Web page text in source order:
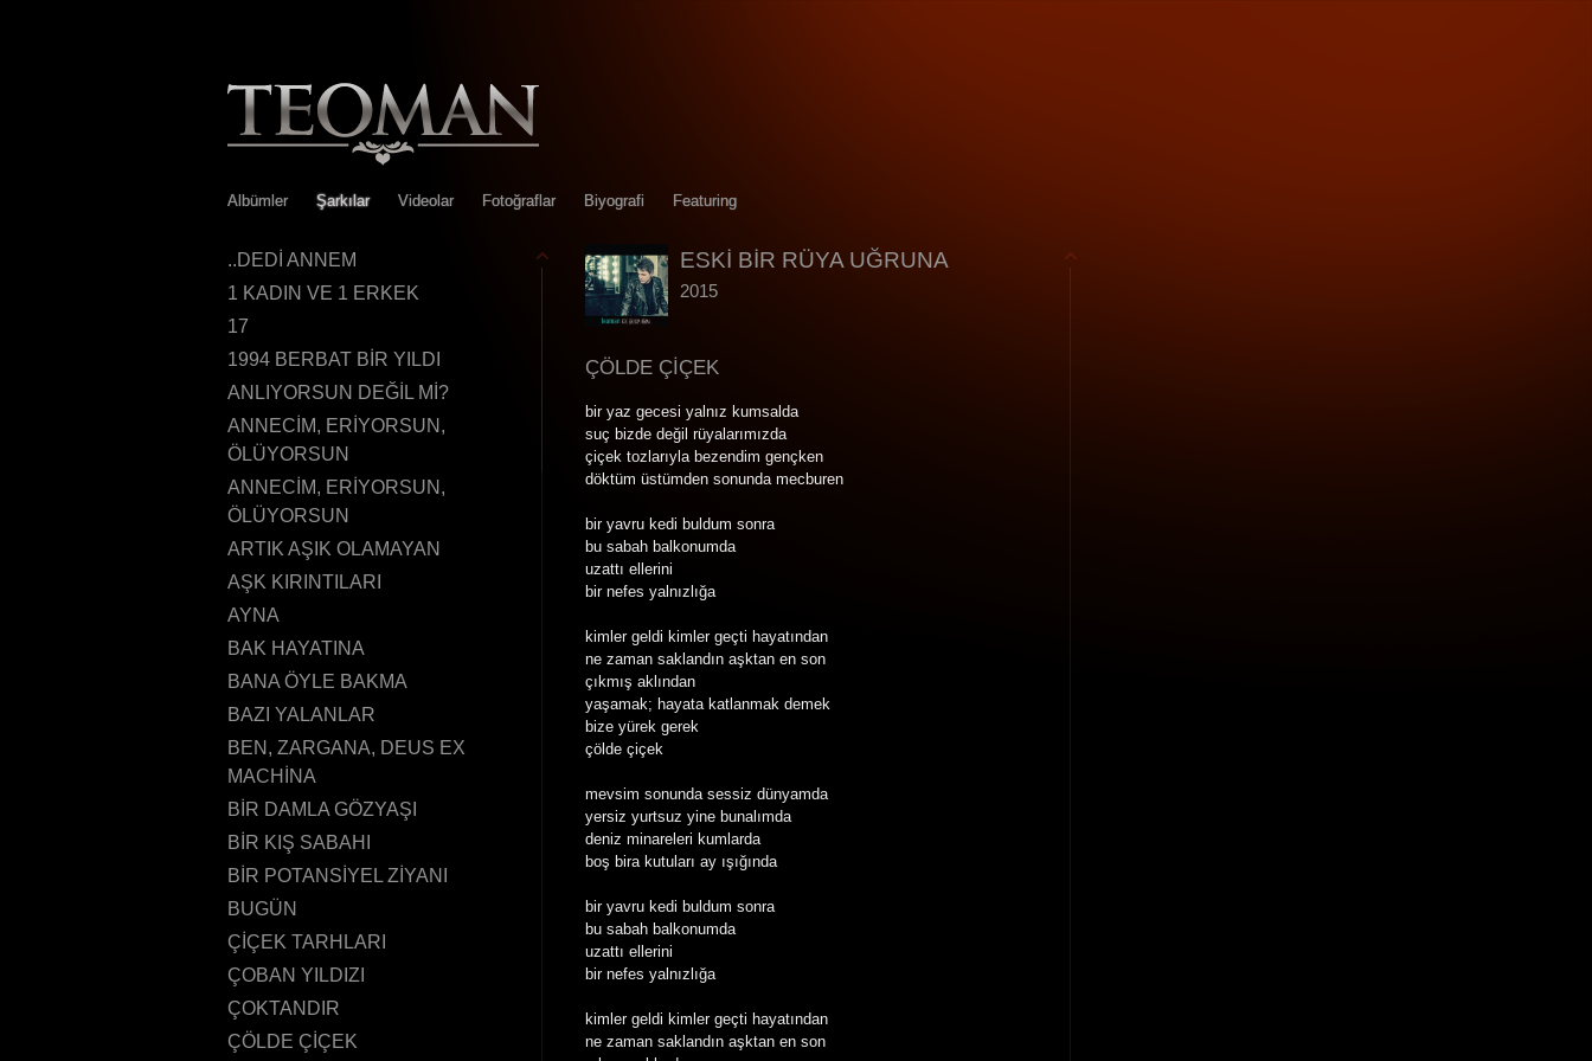
Albümler Şarkılar Videolar Fotoğraflar Biyografi Featuring
..DEDİ ANNEM
1 KADIN VE 1 ERKEK
17
1994 BERBAT BİR YILDI
ANLIYORSUN DEĞİL Mİ?
ANNECİM, ERİYORSUN,
ÖLÜYORSUN
ANNECİM, ERİYORSUN,
ÖLÜYORSUN
ARTIK AŞIK OLAMAYAN
AŞK KIRINTILARI
AYNA
BAK HAYATINA
BANA ÖYLE BAKMA
BAZI YALANLAR
BEN, ZARGANA, DEUS EX
MACHİNA
BİR DAMLA GÖZYAŞI
BİR KIŞ SABAHI
BİR POTANSİYEL ZİYANI
BUGÜN
ÇİÇEK TARHLARI
ÇOBAN YILDIZI
ÇOKTANDIR
ÇÖLDE ÇİÇEK
ESKİ BİR RÜYA UĞRUNA
2015
ÇÖLDE ÇİÇEK
bir yaz gecesi yalnız kumsalda
suç bizde değil rüyalarımızda
çiçek tozlarıyla bezendim gençken
döktüm üstümden sonunda mecburen
bir yavru kedi buldum sonra
bu sabah balkonumda
uzattı ellerini
bir nefes yalnızlığa
kimler geldi kimler geçti hayatından
ne zaman saklandın aşktan en son
çıkmış aklından
yaşamak; hayata katlanmak demek
bize yürek gerek
çölde çiçek
mevsim sonunda sessiz dünyamda
yersiz yurtsuz yine bunalımda
deniz minareleri kumlarda
boş bira kutuları ay ışığında
bir yavru kedi buldum sonra
bu sabah balkonumda
uzattı ellerini
bir nefes yalnızlığa
kimler geldi kimler geçti hayatından
ne zaman saklandın aşktan en son